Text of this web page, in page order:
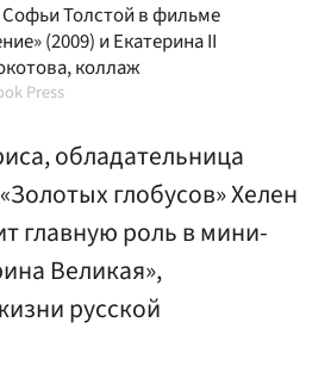
Толстой в фильме
(2009) и Екатерина II
коллаж
Press
обладательница
глобусов» Хелен
главную роль в мини-
Великая»,
русской